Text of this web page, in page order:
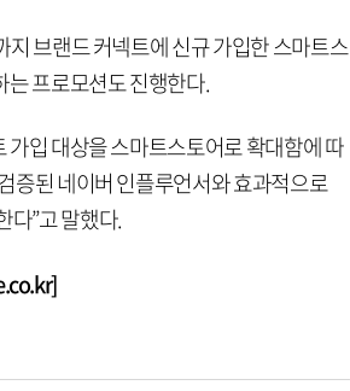
브랜드 커넥트에 신규 가입한 스마트스
는 프로모션도 진행한다.
가입 대상을 스마트스토어로 확대함에 따
증된 네이버 인플루언서와 효과적으로
다”고 말했다.